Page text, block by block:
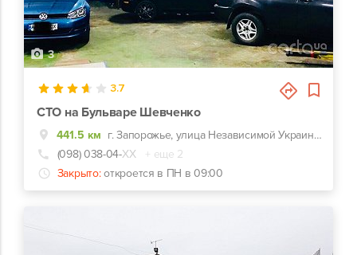
3
3.7
СТО на Бульваре Шевченко
441.5 км
г. Запорожье, улица Независимой Украины, 56А
(098) 038-04-ХХ
+ еще 2
Закрыто: откроется в ПН в 09:00